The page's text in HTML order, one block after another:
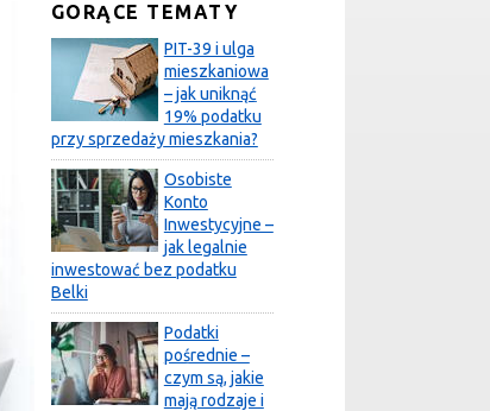
GORĄCE TEMATY
PIT-39 i ulga
mieszkaniowa
– jak uniknąć
19% podatku
przy sprzedaży mieszkania?
Osobiste
Konto
Inwestycyjne –
jak legalnie
inwestować bez podatku
Belki
Podatki
pośrednie –
czym są, jakie
mają rodzaje i